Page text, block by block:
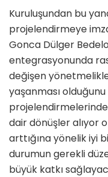
Kuruluşundan bu
projelendirmeye
Gonca Dülger
entegrasyonunda
değişen
yaşanması
dair dönüşler alıyor
arttığına yönelik iyi
durumun gerekli
büyük katkı